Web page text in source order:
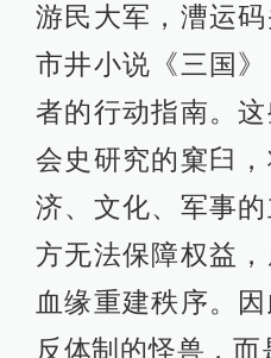
游民大军，漕运码
市井小说《三国
者的行动指南。
会史研究的窠臼
济、文化、军事
方无法保障权益
血缘重建秩序。
反体制的怪兽，而